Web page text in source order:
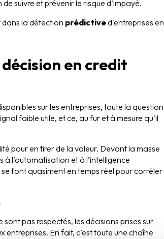
suivre et prévenir le risque d’impayé.
la détection prédictived'entreprises en
en credit
sur les entreprises, toute la question
faible utile, et ce, au fur et à mesure qu’il
pour en tirer de la valeur. Devant la masse
l’automatisation et à l’intelligence
font quasiment en temps réel pour corréler
.
pas respectés, les décisions prises sur
En fait, c’est toute une chaîne